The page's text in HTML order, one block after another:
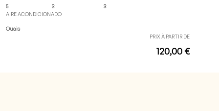
5 3
3
AIRE ACONDICIONADO
Ouais
PRIX À PARTIR DE
120,00 €